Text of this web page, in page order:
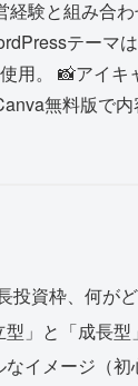
経験と組み合
テーマ
用。 📸アイ
無料版で
投資枠、何が
」と「成長型
イメージ（初